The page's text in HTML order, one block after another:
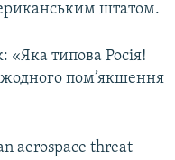
штатом.
«Яка типова Росія!
пом’якшення
aerospace threat